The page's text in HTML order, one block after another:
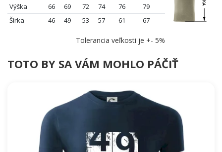
Výška 66 69 72 74 76
79
Šírka
46 49 53 57 61 67
Tolerancia veľkosti je +- 5%
TOTO BY SA VÁM MOHLO PÁČIŤ